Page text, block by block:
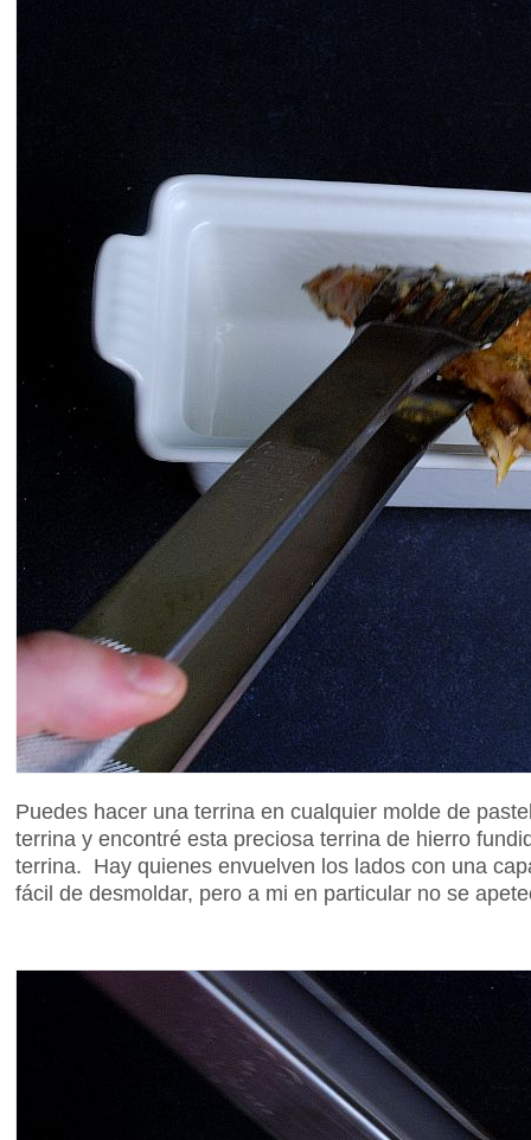
Puedes hacer una terrina en cualquier molde de
terrina y encontré esta preciosa terrina de hierro
terrina. Hay quienes envuelven los lados con una
fácil de desmoldar, pero a mi en particular no se